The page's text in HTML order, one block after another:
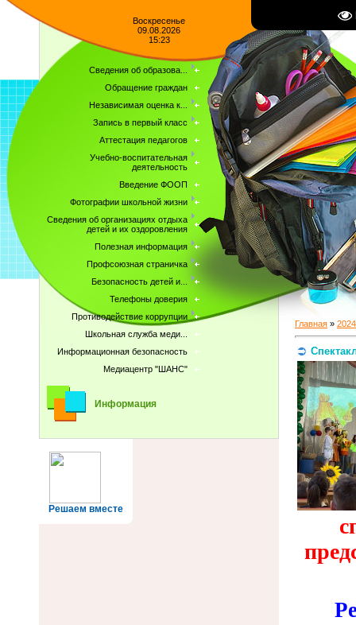
Воскресенье
09.08.2026
15:23
Сведения об образова...
Обращение граждан
Независимая оценка к...
Запись в первый класс
Аттестация педагогов
Учебно-воспитательная
деятельность
Введение ФООП
Фотографии школьной жизни
Сведения об организациях отдыха
детей и их оздоровления
Полезная информация
Профсоюзная страничка
Безопасность детей и...
Телефоны доверия
Противодействие коррупции
Школьная служба меди...
Информационная безопасность
Медиацентр "ШАНС"
Информация
Решаем вместе
Главная » 2024